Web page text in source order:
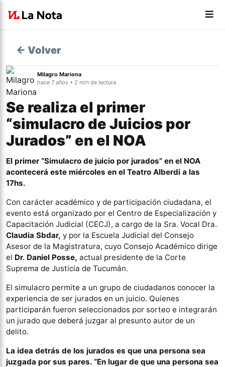
← Volver
Milagro Mariona
hace 7 años • 2 min de lectura
Se realiza el primer
“simulacro de Juicios por
Jurados” en el NOA
El primer “Simulacro de juicio por jurados” en el NOA
acontecerá este miércoles en el Teatro Alberdi a las
17hs.
Con carácter académico y de participación ciudadana, el
evento está organizado por el Centro de Especialización y
Capacitación Judicial (CECJ), a cargo de la Sra. Vocal Dra.
Claudia Sbdar, y por la Escuela Judicial del Consejo
Asesor de la Magistratura, cuyo Consejo Académico dirige
el Dr. Daniel Posse, actual presidente de la Corte
Suprema de Justicia de Tucumán.
El simulacro permite a un grupo de ciudadanos conocer la
experiencia de ser jurados en un juicio. Quienes
participarán fueron seleccionados por sorteo e integrarán
un jurado que deberá juzgar al presunto autor de un
delito.
La idea detrás de los jurados es que una persona sea
juzgada por sus pares. “En lugar de que una persona sea